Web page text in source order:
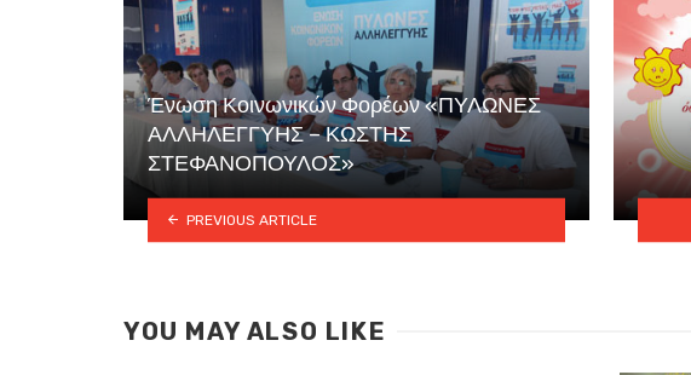
Ένωση Κοινωνικών Φορέων «ΠΥΛΩΝΕΣ
ΑΛΛΗΛΕΓΓΥΗΣ – ΚΩΣΤΗΣ
ΣΤΕΦΑΝΟΠΟΥΛΟΣ»
PREVIOUS ARTICLE
YOU MAY ALSO LIKE